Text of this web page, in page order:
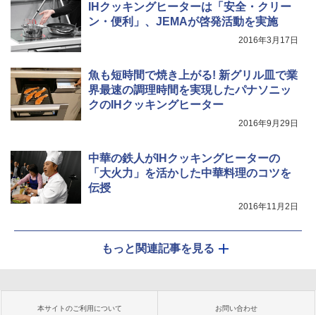
IHクッキングヒーターは「安全・クリー
ン・便利」、JEMAが啓発活動を実施
2016年3月17日
魚も短時間で焼き上がる! 新グリル皿で業
界最速の調理時間を実現したパナソニッ
クのIHクッキングヒーター
2016年9月29日
中華の鉄人がIHクッキングヒーターの
「大火力」を活かした中華料理のコツを
伝授
2016年11月2日
もっと関連記事を見る
本サイトのご利用について お問い合わせ